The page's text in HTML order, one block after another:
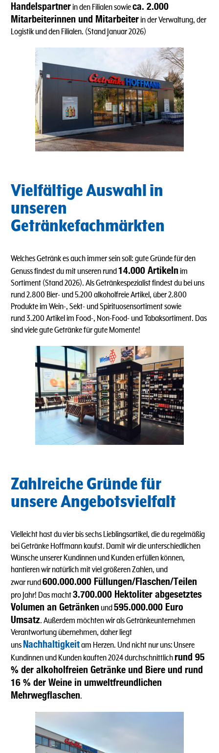
Handelspartner in den Filialen sowieca. 2.000
Mitarbeiterinnen und Mitarbeiter in der Verwaltung, der
Logistik und den Filialen. (Stand Januar 2026)
Vielfältige Auswahl in
unseren
Getränkefachmärkten
Welches Getränk es auch immer sein soll: gute Gründe für den
Genuss findest du mit unseren rund14.000 Artikeln im
Sortiment (Stand 2026). Als Getränkespezialist findest du bei uns
rund 2.800 Bier- und 5.200 alkoholfreie Artikel, über 2.800
Produkte im Wein-, Sekt- und Spirituosensortiment sowie
rund 3.200 Artikel im Food-, Non-Food- und Tabaksortiment. Das
sind viele gute Getränke für gute Momente!
Zahlreiche Gründe für
unsere Angebotsvielfalt
Vielleicht hast du vier bis sechs Lieblingsartikel, die du regelmäßig
bei Getränke Hoffmann kaufst. Damit wir die unterschiedlichen
Wünsche unserer Kundinnen und Kunden erfüllen können,
hantieren wir natürlich mit viel größeren Zahlen, und
zwar rund600.000.000 Füllungen/Flaschen/Teilen
pro Jahr! Das macht3.700.000 Hektoliter abgesetztes
Volumen an Getränken und595.000.000 Euro
Umsatz. Außerdem möchten wir als Getränkeunternehmen
Verantwortung übernehmen, daher liegt
uns Nachhaltigkeitam Herzen. Und nicht nur uns: Unsere
Kundinnen und Kunden kauften 2024 durchschnittlich rund 95
% der alkoholfreien Getränke und Biere und rund
16 % der Weine in umweltfreundlichen
Mehrwegflaschen.